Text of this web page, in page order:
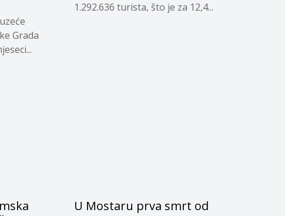
Grada
1.292.636 turista, što je za 12,4...
U Mostaru prva smrt od